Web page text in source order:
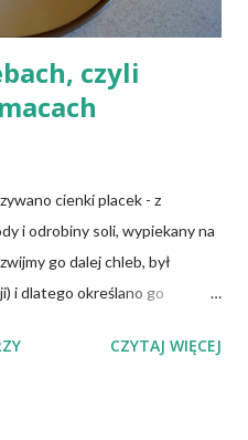
czyli
cienki placek - z
i odrobiny soli, wypiekany na
go dalej chleb, był
i dlatego określano go
czapatti, Żydzi maca, a
CZYTAJ WIĘCEJ